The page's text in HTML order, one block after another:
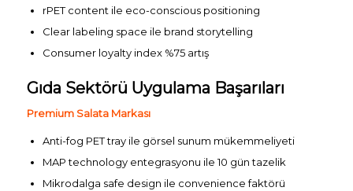
rPET content ile eco-conscious positioning
Clear labeling space ile brand storytelling
Consumer loyalty index %75 artış
Gıda Sektörü Uygulama Başarıları
Premium Salata Markası
Anti-fog PET tray ile görsel sunum mükemmeliyeti
MAP technology entegrasyonu ile 10 gün tazelik
Mikrodalga safe design ile convenience faktörü